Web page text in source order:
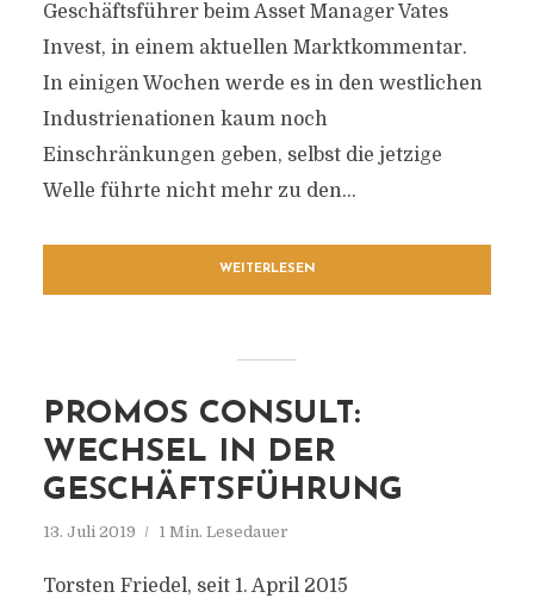
Geschäftsführer beim Asset Manager Vates
Invest, in einem aktuellen Marktkommentar.
In einigen Wochen werde es in den westlichen
Industrienationen kaum noch
Einschränkungen geben, selbst die jetzige
Welle führte nicht mehr zu den...
WEITERLESEN
PROMOS CONSULT:
WECHSEL IN DER
GESCHÄFTSFÜHRUNG
13. Juli 2019 1 Min. Lesedauer
Torsten Friedel, seit 1. April 2015